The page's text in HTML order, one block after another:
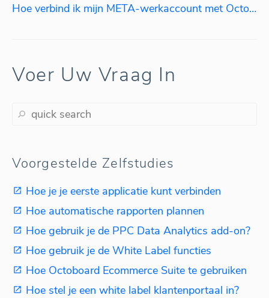
Hoe verbind ik mijn META-werkaccount met Octoboard?
Voer Uw Vraag In
Voorgestelde Zelfstudies
Hoe je je eerste applicatie kunt verbinden
Hoe automatische rapporten plannen
Hoe gebruik je de PPC Data Analytics add-on?
Hoe gebruik je de White Label functies
Hoe Octoboard Ecommerce Suite te gebruiken
Hoe stel je een white label klantenportaal in?